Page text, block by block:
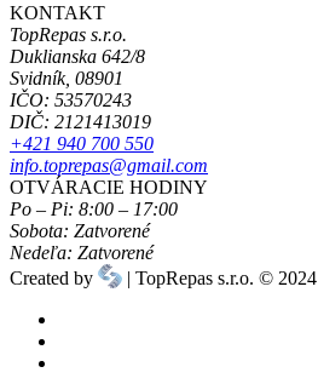
KONTAKT
TopRepas s.r.o.
Duklianska 642/8
Svidník, 08901
IČO: 53570243
DIČ: 2121413019
+421 940 700 550
info.toprepas@gmail.com
OTVÁRACIE HODINY
Po – Pi: 8:00 – 17:00
Sobota: Zatvorené
Nedeľa: Zatvorené
Created by
| TopRepas s.r.o. © 2024